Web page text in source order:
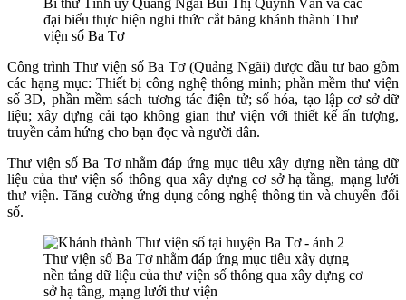
đại biểu thực hiện nghi thức cắt băng khánh thành Thư
viện số Ba Tơ
Công trình Thư viện số Ba Tơ (Quảng Ngãi) được đầu tư bao gồm
các hạng mục: Thiết bị công nghệ thông minh; phần mềm thư viện
số 3D, phần mềm sách tương tác điện tử; số hóa, tạo lập cơ sở dữ
liệu; xây dựng cải tạo không gian thư viện với thiết kế ấn tượng,
truyền cảm hứng cho bạn đọc và người dân.
Thư viện số Ba Tơ nhằm đáp ứng mục tiêu xây dựng nền tảng dữ
liệu của thư viện số thông qua xây dựng cơ sở hạ tầng, mạng lưới
thư viện. Tăng cường ứng dụng công nghệ thông tin và chuyển đổi
số.
Thư viện số Ba Tơ nhằm đáp ứng mục tiêu xây dựng
nền tảng dữ liệu của thư viện số thông qua xây dựng cơ
sở hạ tầng, mạng lưới thư viện